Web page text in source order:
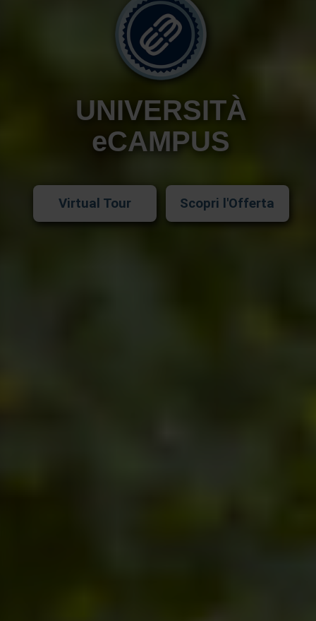
UNIVERSITÀ
eCAMPUS
Virtual Tour Scopri l'Offerta